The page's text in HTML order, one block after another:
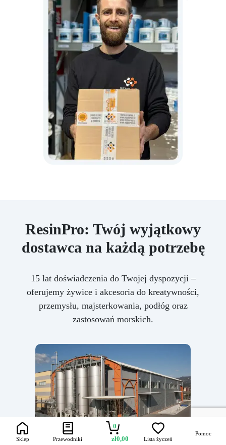
ResinPro: Twój wyjątkowy
dostawca na każdą potrzebę
15 lat doświadczenia do Twojej dyspozycji –
oferujemy żywice i akcesoria do kreatywności,
przemysłu, majsterkowania, podłóg oraz
zastosowań morskich.
Sklep Przewodniki
0
zł0,00 Lista życzeń
Pomoc